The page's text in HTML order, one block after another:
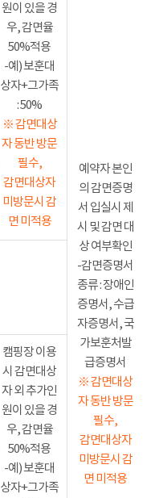
원이 있을 경
우, 감면율
50%적용
-예) 보훈대
상자+그가족
: 50%
※ 감면대상
자 동반 방문
필수,
감면대상자
미방문시 감
면 미적용
예약자 본인
의 감면증명
서 입실시 제
시 및 감면 대
상 여부확인
-감면증명서
종류 : 장애인
증명서, 수급
자증명서, 국
가보훈처발
급증명서
※ 감면대상
자 동반 방문
필수,
감면대상자
미방문시 감
면 미적용
캠핑장 이용
시 감면대상
자 외 추가인
원이 있을 경
우, 감면율
50%적용
-예) 보훈대
상자+그가족